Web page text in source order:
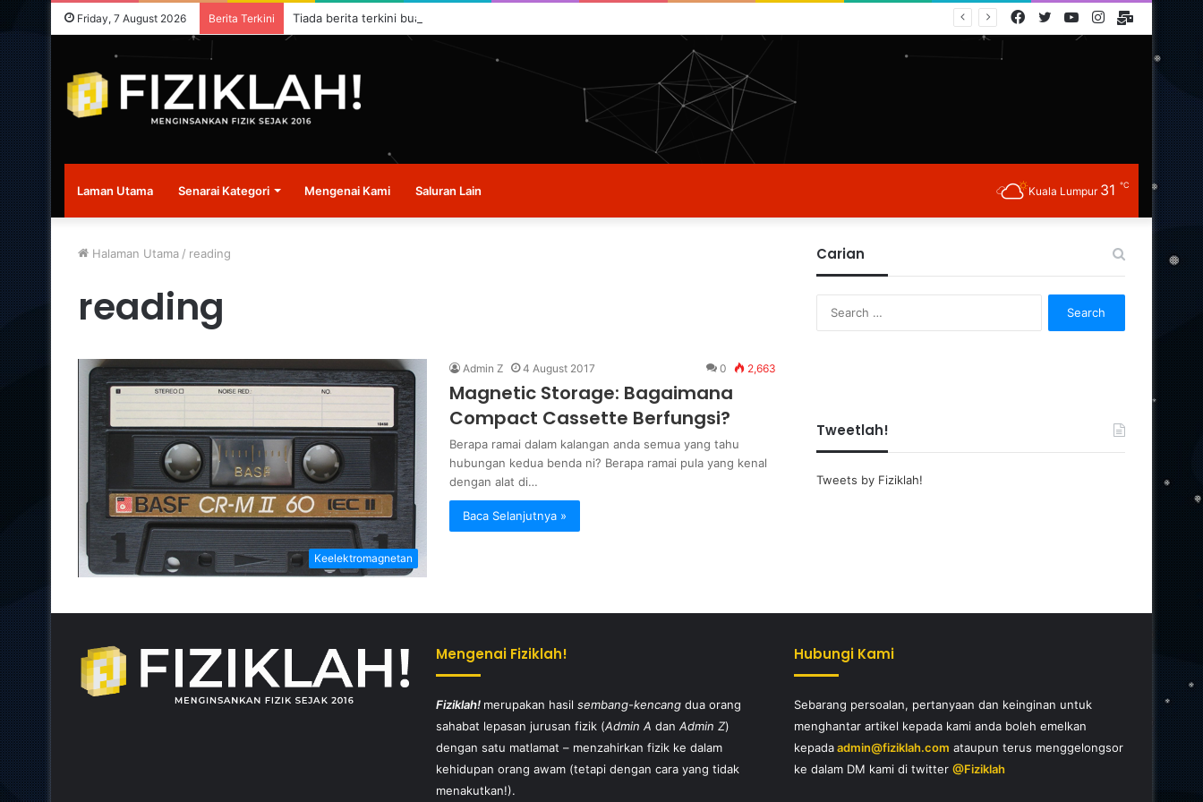
Friday, 7 August 2026 Berita Terkini Tiada berita terkini buat masa ini.
E-
Instagram
YouTube
Twitter
Facebook
Laman Utama Senarai Kategori Mengenai Kami Saluran Lain Kuala Lumpur 31 ℃
Halaman Utama / reading
reading
Keelektromagnetan
Admin Z 4 August 2017 0 2,663
Magnetic Storage: Bagaimana
Compact Cassette Berfungsi?
Berapa ramai dalam kalangan anda semua yang tahu
hubungan kedua benda ni? Berapa ramai pula yang kenal
dengan alat di…
Baca Selanjutnya »
Carian
Tweetlah!
Tweets by Fiziklah!
Mengenai Fiziklah!
Fiziklah! merupakan hasil sembang-kencang dua orang
sahabat lepasan jurusan fizik (Admin A dan Admin Z)
dengan satu matlamat – menzahirkan fizik ke dalam
kehidupan orang awam (tetapi dengan cara yang tidak
menakutkan!).
Hubungi Kami
Sebarang persoalan, pertanyaan dan keinginan untuk
menghantar artikel kepada kami anda boleh emelkan
kepadaadmin@fiziklah.com ataupun terus menggelongsor
ke dalam DM kami di twitter @Fiziklah